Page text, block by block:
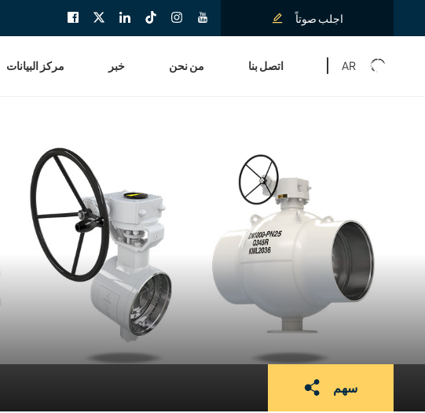
اجلب صوتاً
مركز البيانات خبر من نحن اتصل بنا AR
سهم